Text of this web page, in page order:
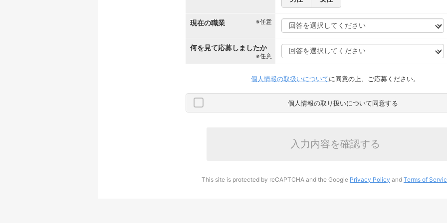
現在の職業 ※任意
何を見て応募しましたか
※任意
個人情報の取扱いについてに同意の上、ご応募ください。
個人情報の取り扱いについて同意する
入力内容を確認する
This site is protected by reCAPTCHA and the Google Privacy Policy and Terms of